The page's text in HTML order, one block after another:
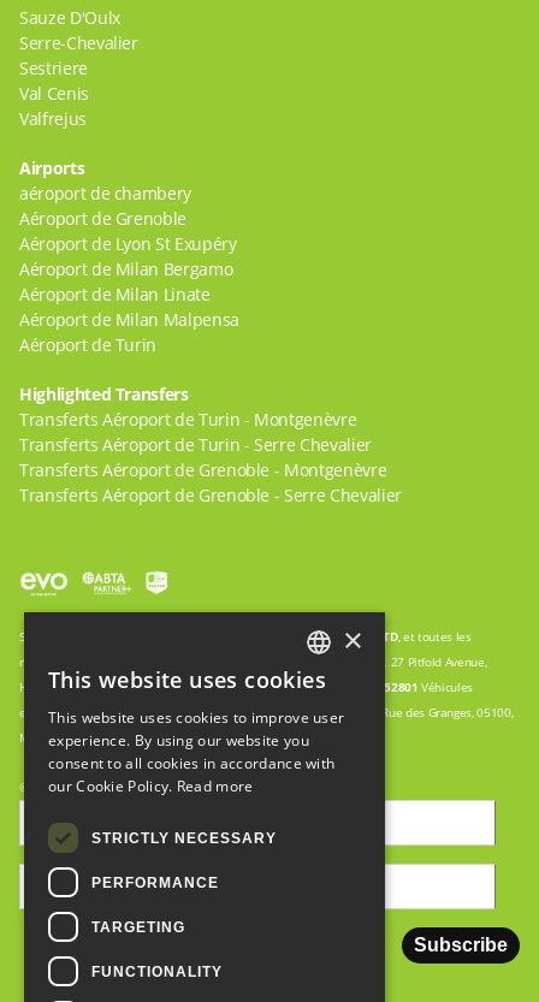
Sauze D'Oulx
Serre-Chevalier
Sestriere
Val Cenis
Valfrejus
Airports
aéroport de chambery
Aéroport de Grenoble
Aéroport de Lyon St Exupéry
Aéroport de Milan Bergamo
Aéroport de Milan Linate
Aéroport de Milan Malpensa
Aéroport de Turin
Highlighted Transfers
Transferts Aéroport de Turin - Montgenèvre
Transferts Aéroport de Turin - Serre Chevalier
Transferts Aéroport de Grenoble - Montgenèvre
Transferts Aéroport de Grenoble - Serre Chevalier
Snow Cab est un nom commercial de WWW.GO-TRAVEL.AGENCY LTD, et toutes les
réservations sont donc traitées par : WWW.GO-TRAVEL.AGENCY LTD. 27 Pitfold Avenue,
Haslemere, Surrey, UK GU27 1PN Enregistrement de la société :
09552801Véhicules
exploités en partenariat avec :EURL HOLIDAY ENTREPRISES.
123 Rue des Granges, 05100,
Montgenevre. No de siret :5088927260002
© Copyright 2008-2024. Créé parSeraph
ENGLISH
FRENCH
ITALIAN
×
This website uses cookies
This website uses cookies to improve user
experience. By using our website you
consent to all cookies in accordance with
our Cookie Policy. Read more
STRICTLY NECESSARY
PERFORMANCE
TARGETING
FUNCTIONALITY